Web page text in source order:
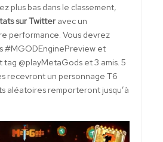
plus bas dans le classement,
sur Twitteravec un
performance. Vous devrez
#MGODEnginePreview et
@playMetaGods et 3 amis. 5
recevront un personnage T6
aléatoires remporteront jusqu’à